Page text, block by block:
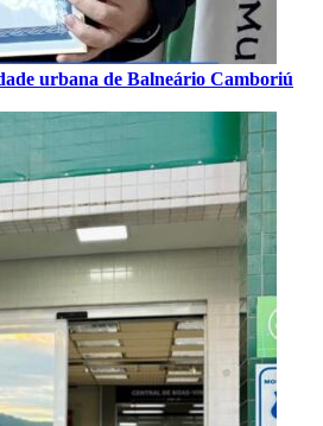
urbana de Balneário Camboriú